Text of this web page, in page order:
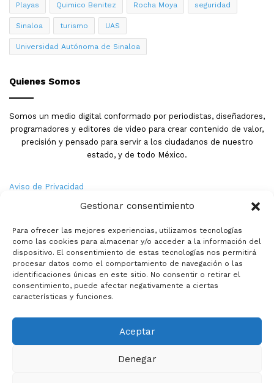
Gestionar consentimiento
Para ofrecer las mejores experiencias, utilizamos tecnologías
como las cookies para almacenar y/o acceder a la información del
dispositivo. El consentimiento de estas tecnologías nos permitirá
procesar datos como el comportamiento de navegación o las
identificaciones únicas en este sitio. No consentir o retirar el
consentimiento, puede afectar negativamente a ciertas
características y funciones.
Aceptar
Denegar
Playas Quimico Benitez Rocha Moya seguridad
Sinaloa turismo UAS
Universidad Autónoma de Sinaloa
Quienes Somos
Somos un medio digital conformado por periodistas, diseñadores,
programadores y editores de video para crear contenido de valor,
precisión y pensado para servir a los ciudadanos de nuestro
estado, y de todo México.
Aviso de Privacidad
Términos y Condiciones
Política de Cookies
Contacto
© Copyright 2026,PMX. Todos los derechos reservados.
Nacional